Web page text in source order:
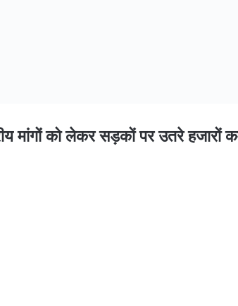
मांगों को लेकर सड़कों पर उतरे हजारों